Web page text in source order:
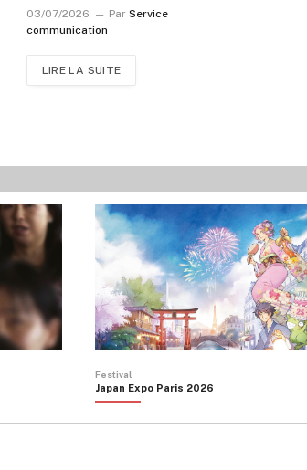
03/07/2026 Par Service
communication
LIRE LA SUITE
Festival
Japan Expo Paris 2026